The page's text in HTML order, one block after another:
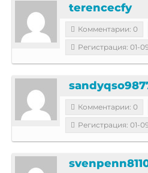
terencecfy
Комментарии: 0
Регистрация: 01-
Комментарии: 0
Регистрация: 01-